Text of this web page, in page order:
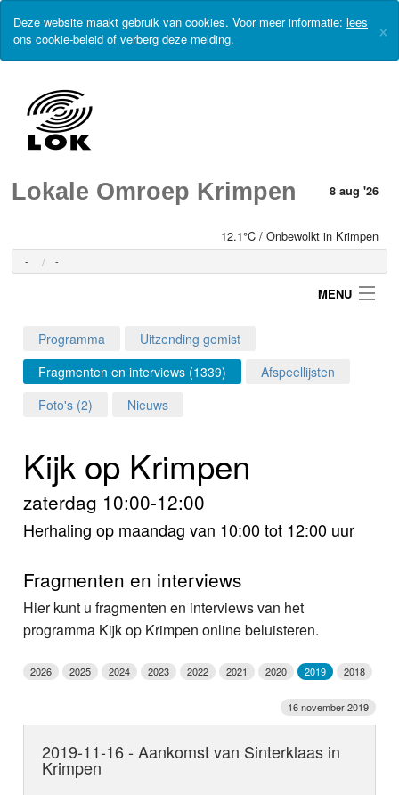
Deze website maakt gebruik van cookies. Voor meer informatie: lees
ons cookie-beleid of verberg deze melding. ×
Lokale Omroep Krimpen 8 aug '26
12.1°C / Onbewolkt in Krimpen
- -
MENU
Login
Home
Nieuws
Foto's
Video
Webcam
Info
Programma
Uitzending gemist
Fragmenten en interviews (1339)
Afspeellijsten
Foto's (2)
Nieuws
Kijk op Krimpen
zaterdag 10:00-12:00
Herhaling op maandag van 10:00 tot 12:00 uur
Fragmenten en interviews
Hier kunt u fragmenten en interviews van het
programma Kijk op Krimpen online beluisteren.
2026 2025 2024 2023 2022 2021 2020 2019 2018
16 november 2019
2019-11-16 - Aankomst van Sinterklaas in
Krimpen